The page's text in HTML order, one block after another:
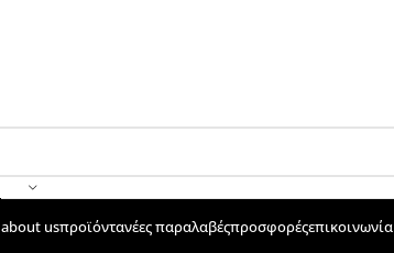
about usπροϊόντανέες παραλαβέςπροσφορέςεπικοινωνία